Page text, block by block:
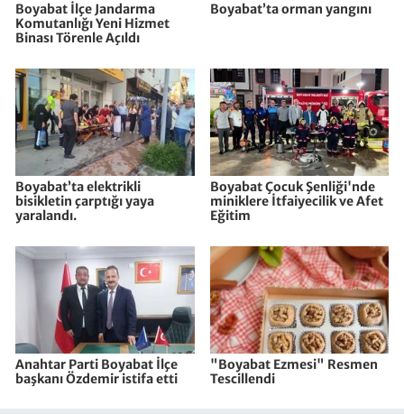
Boyabat İlçe Jandarma
Komutanlığı Yeni Hizmet
Binası Törenle Açıldı
Boyabat’ta orman yangını
Boyabat’ta elektrikli
bisikletin çarptığı yaya
yaralandı.
Boyabat Çocuk Şenliği'nde
miniklere İtfaiyecilik ve Afet
Eğitim
Anahtar Parti Boyabat İlçe
başkanı Özdemir istifa etti
"Boyabat Ezmesi" Resmen
Tescillendi